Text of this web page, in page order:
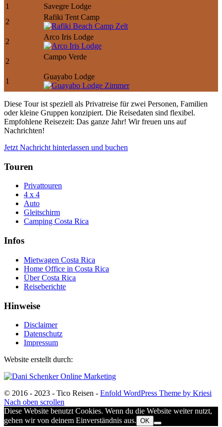
1
Savegre Lodge
2
Rafiki Tent Camp
2
Arco Iris Lodge
2
Campo Verde
1
Guayabo Lodge
Diese Tour ist speziell als Privatreise für zwei Personen, Familien
oder kleine Gruppen konzipiert. Die Reisedaten sind flexibel.
Empfohlene Reisezeit: Das ganze Jahr! Wir freuen uns auf
Nachrichten!
Jetzt Nachricht hinterlassen und buchen
Touren
Privattouren
4 x 4
Auto
Gleitschirm
Camping Costa Rica
Infos
Mietwagen Costa Rica
Home Office in Costa Rica
Über Costa Rica
Reiseberichte
Hinweise
Disclaimer
Datenschutz
Impressum
Website erstellt durch:
© 2016 - 2023 - Tico Reisen - Enfold WordPress Theme by Kriesi
Nach oben scrollen
Diese Website benutzt Cookies. Wenn du die Website weiter nutzt,
gehen wir von deinem Einverständnis aus. OK